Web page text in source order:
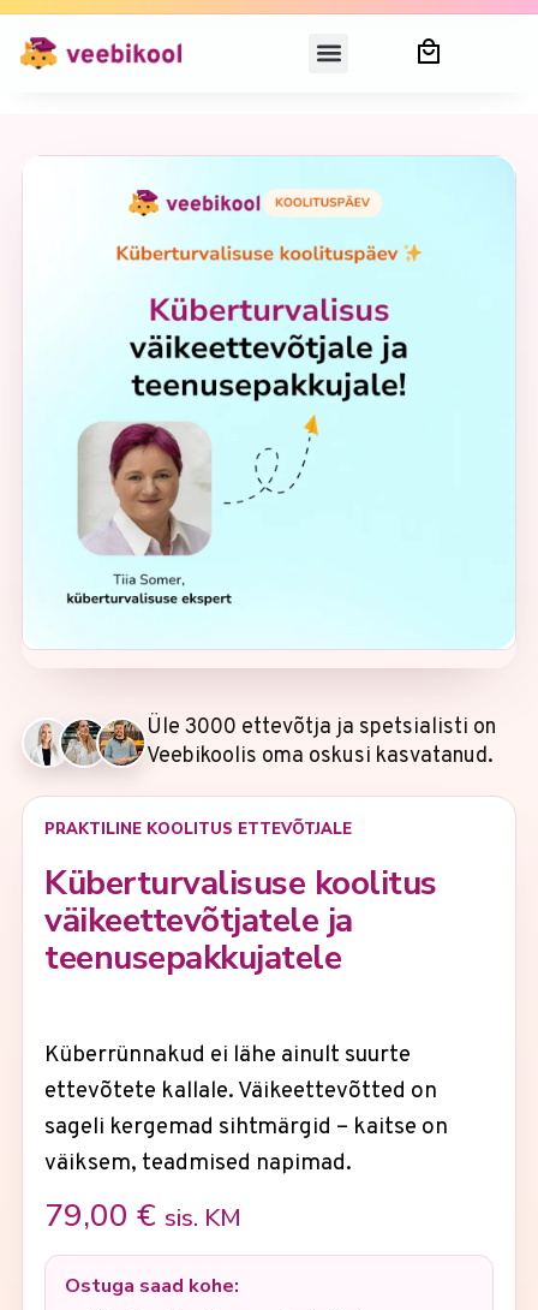
Üle 3000 ettevõtja ja spetsialisti on
Veebikoolis oma oskusi kasvatanud.
PRAKTILINE KOOLITUS ETTEVÕTJALE
Küberturvalisuse koolitus
väikeettevõtjatele ja
teenusepakkujatele
Küberrünnakud ei lähe ainult suurte
ettevõtete kallale. Väikeettevõtted on
sageli kergemad sihtmärgid – kaitse on
väiksem, teadmised napimad.
79,00 € sis. KM
Ostuga saad kohe: